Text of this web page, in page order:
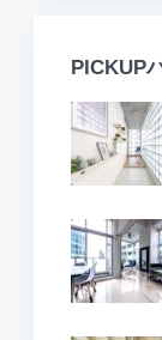
PICKUP